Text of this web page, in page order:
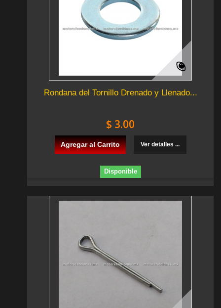
Rondana del Tornillo Drenado y Llenado...
$ 3.00
Agregar al Carrito Ver detalles ...
Disponible